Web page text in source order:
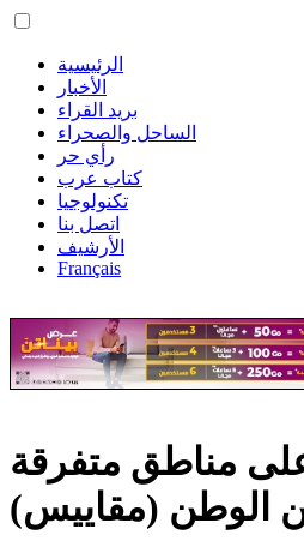
الرئيسية
الأخبار
بريد القراء
الساحل والصحراء
رأي حر
كتاب عرب
تكنولوجيا
اتصل بنا
الأرشيف
Français
مناطق متفرقة
الوطن (مقاييس)